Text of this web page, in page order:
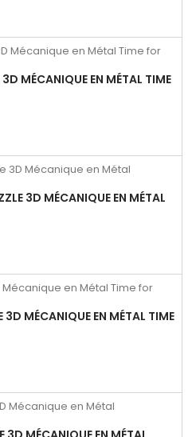
MÉCANIQUE EN MÉTAL TIME
3D MÉCANIQUE EN MÉTAL
3D MÉCANIQUE EN MÉTAL TIME